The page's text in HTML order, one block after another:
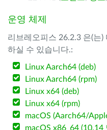
운영 체제
리브레오피스 26.2.3 은(는
하실 수 있습니다.:
Linux Aarch64 (deb)
Linux Aarch64 (rpm)
Linux x64 (deb)
Linux x64 (rpm)
macOS (Aarch64/
macOS x86_64